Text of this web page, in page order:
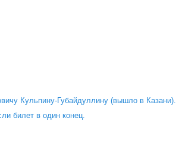
Кульпину-Губайдуллину (вышло в Казани).
билет в один конец.